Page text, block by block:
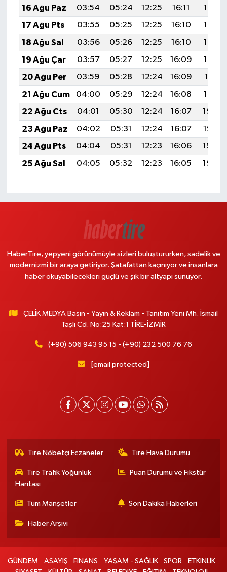
16 Ağu Paz
03:54 05:24 12:25 16:11
19:16
17 Ağu Pts
03:55 05:25 12:25 16:10
19:15
18 Ağu Sal
03:56 05:26 12:25 16:10
19:14
19 Ağu Çar
03:57 05:27 12:25 16:09
19:12
20 Ağu Per
03:59 05:28 12:24 16:09
19:11
21 Ağu Cum
04:00 05:29 12:24 16:08
19:10
22 Ağu Cts
04:01 05:30 12:24 16:07
19:08
23 Ağu Paz
04:02 05:31 12:24 16:07
19:07
24 Ağu Pts
04:04 05:31 12:23 16:06
19:06
25 Ağu Sal
04:05 05:32 12:23 16:05 19:04
HaberTire, yepyeni görünümüyle sizleri buluştururken, sadelik ve
modernizmi bir araya getiriyor. Şatafattan kaçınıyor ve insanlara
haber okuyabilecekleri güçlü ve şık bir altyapı sunuyor.
ÇELİK MEDYA Basın - Yayın & Reklam - Tanıtım Yeni Mh. İsmail
Taşlı Cd. No:25 Kat:1 TİRE-İZMİR
(+90) 506 943 95 15 - (+90) 232 500 76 76
[email protected]
Tire Nöbetçi Eczaneler Tire Hava Durumu
Tire Trafik Yoğunluk
Haritası
Puan Durumu ve Fikstür
Tüm Manşetler Son Dakika Haberleri
Haber Arşivi
GÜNDEM ASAYİŞ FİNANS YAŞAM - SAĞLIK SPOR
ETKİNLİK